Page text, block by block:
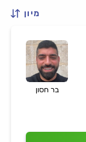
מיון
בר חסון